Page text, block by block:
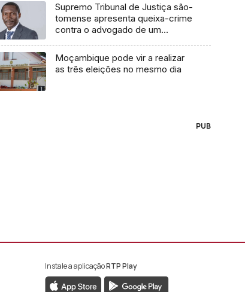
Supremo Tribunal de Justiça são-
tomense apresenta queixa-crime
contra o advogado de um
Moçambique pode vir a realizar
as três eleições no mesmo dia
PUB
da RTP África
da RTP África
da RTP África
Instale a aplicaçãoRTP Play